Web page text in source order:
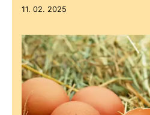
11. 02. 2025